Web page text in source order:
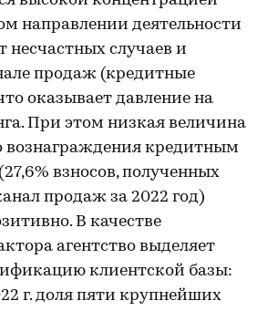
направлении деятельности
несчастных случаев и
продаж (кредитные
оказывает давление на
При этом низкая величина
вознаграждения кредитным
взносов, полученных
продаж за 2022 год)
В качестве
агентство выделяет
клиентской базы:
г. доля пяти крупнейших